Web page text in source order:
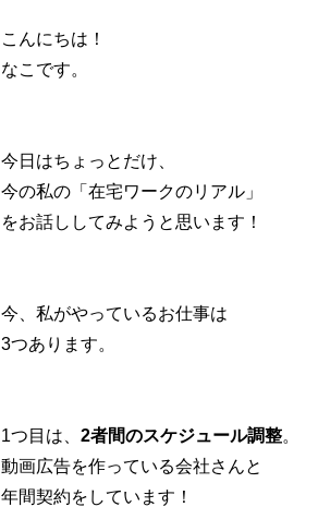
こんにちは！
なこです。
今日はちょっとだけ、
今の私の「在宅ワークのリアル」
をお話ししてみようと思います！
今、私がやっているお仕事は
3つあります。
1つ目は、 2者間のスケジュール調整。
動画広告を作っている会社さんと
年間契約をしています！